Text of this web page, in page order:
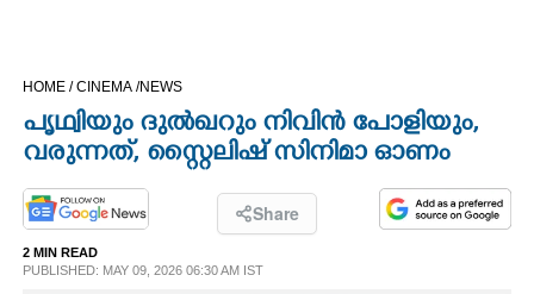
OPINION
HOME /CINEMA /NEWS
പൃഥ്വിയും ദുൽഖറും നിവിൻ പോളിയും,
വരുന്നത്,​ സ്റ്റൈലിഷ് സിനിമാ ഓണം
Share
2 MIN READ
PUBLISHED: MAY 09, 2026 06:30 AM IST